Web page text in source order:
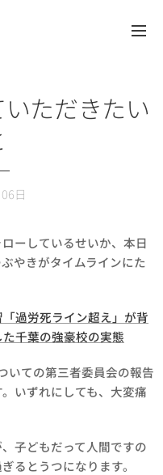
ただきたい
日
ーしているせいか、本日
やきがタイムラインにた
過労死ライン超え」が背
千葉の強豪校の実態
いての第三者委員会の報告
いずれにしても、大変痛
子どもだって人間ですの
るとうつになります。